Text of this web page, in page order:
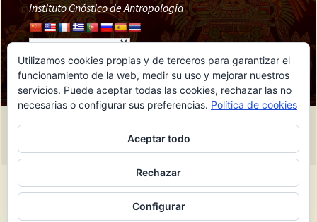
entradas
Instituto Gnóstico de Antropología
Funciona gracias a IGA
Utilizamos cookies propias y de terceros para garantizar el
funcionamiento de la web, medir su uso y mejorar nuestros
servicios. Puede aceptar todas las cookies, rechazar las no
necesarias o configurar sus preferencias. Política de cookies
Aceptar todo
Rechazar
Configurar